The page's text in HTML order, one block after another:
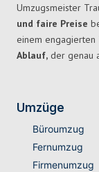
Umzugsmeister
und faire Preise
einem
Ablauf, der genau
Umzüge
Büroumzug
Fernumzug
Firmenumzug